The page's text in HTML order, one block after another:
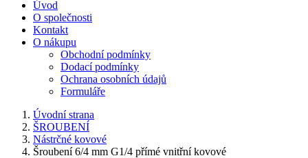
Úvod
O společnosti
Kontakt
O nákupu
Obchodní podmínky
Dodací podmínky
Ochrana osobních údajů
Formuláře
Úvodní strana
ŠROUBENÍ
Nástrčné kovové
Šroubení 6/4 mm G1/4 přímé vnitřní kovové